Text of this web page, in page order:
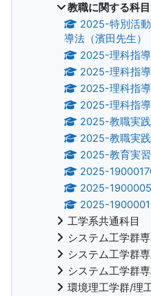
教職に関する科目
2025-特別活
導法（濱田先生）
2025-理科指
2025-理科指
2025-理科指
2025-理科指
2025-教職実践
2025-教職実践
2025-教育実習
2025-
2025-
2025-
工学系共通科目
システム工学群
システム工学群
システム工学群
環境理工学群/理